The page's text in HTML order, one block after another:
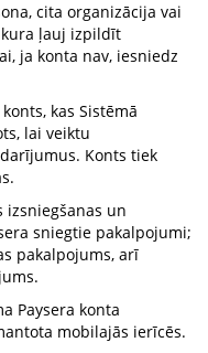
cita organizācija vai
ļauj izpildīt
ja konta nav, iesniedz
kas Sistēmā
lai veiktu
Konts tiek
izsniegšanas un
sniegtie pakalpojumi;
pakalpojums, arī
Paysera konta
mobilajās ierīcēs.